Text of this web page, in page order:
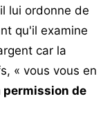
lui ordonne de
qu'il examine
car la
« vous vous en
de